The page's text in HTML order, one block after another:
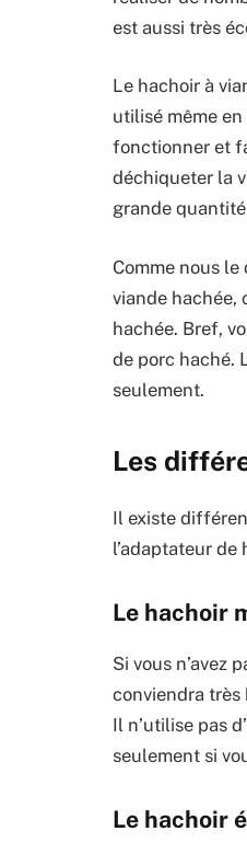
est aussi très
Le hachoir à
utilisé même
fonctionner et
déchiqueter la
grande
Comme nous
viande hachée,
hachée. Bref,
de porc haché.
seulement.
Les
Il existe
l’adaptateur de
Le hachoir
Si vous n’avez
conviendra très
Il n’utilise pas
seulement si
Le hachoir